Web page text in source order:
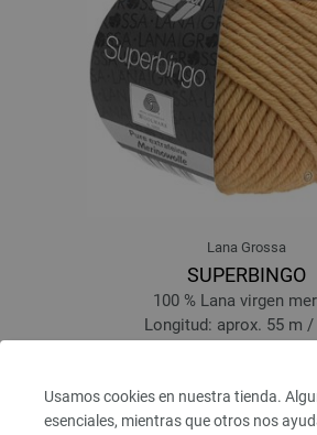
Usamos cookies en nuestra tienda.
esenciales, mientras que otros nos
Lana Grossa
SUPERBINGO
100 % Lana virgen
Longitud: aprox. 55 m /
2,90 $RRP:5,84 $
IVA no incluido, más gastos de envío, Precio